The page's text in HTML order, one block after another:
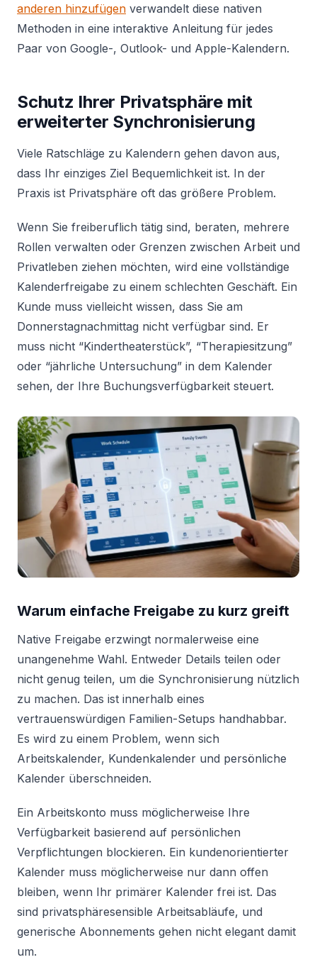
anderen hinzufügen verwandelt diese nativen
Methoden in eine interaktive Anleitung für jedes
Paar von Google-, Outlook- und Apple-Kalendern.
Schutz Ihrer Privatsphäre mit
erweiterter Synchronisierung
Viele Ratschläge zu Kalendern gehen davon aus,
dass Ihr einziges Ziel Bequemlichkeit ist. In der
Praxis ist Privatsphäre oft das größere Problem.
Wenn Sie freiberuflich tätig sind, beraten, mehrere
Rollen verwalten oder Grenzen zwischen Arbeit und
Privatleben ziehen möchten, wird eine vollständige
Kalenderfreigabe zu einem schlechten Geschäft. Ein
Kunde muss vielleicht wissen, dass Sie am
Donnerstagnachmittag nicht verfügbar sind. Er
muss nicht “Kindertheaterstück”, “Therapiesitzung”
oder “jährliche Untersuchung” in dem Kalender
sehen, der Ihre Buchungsverfügbarkeit steuert.
Warum einfache Freigabe zu kurz greift
Native Freigabe erzwingt normalerweise eine
unangenehme Wahl. Entweder Details teilen oder
nicht genug teilen, um die Synchronisierung nützlich
zu machen. Das ist innerhalb eines
vertrauenswürdigen Familien-Setups handhabbar.
Es wird zu einem Problem, wenn sich
Arbeitskalender, Kundenkalender und persönliche
Kalender überschneiden.
Ein Arbeitskonto muss möglicherweise Ihre
Verfügbarkeit basierend auf persönlichen
Verpflichtungen blockieren. Ein kundenorientierter
Kalender muss möglicherweise nur dann offen
bleiben, wenn Ihr primärer Kalender frei ist. Das
sind privatsphäresensible Arbeitsabläufe, und
generische Abonnements gehen nicht elegant damit
um.